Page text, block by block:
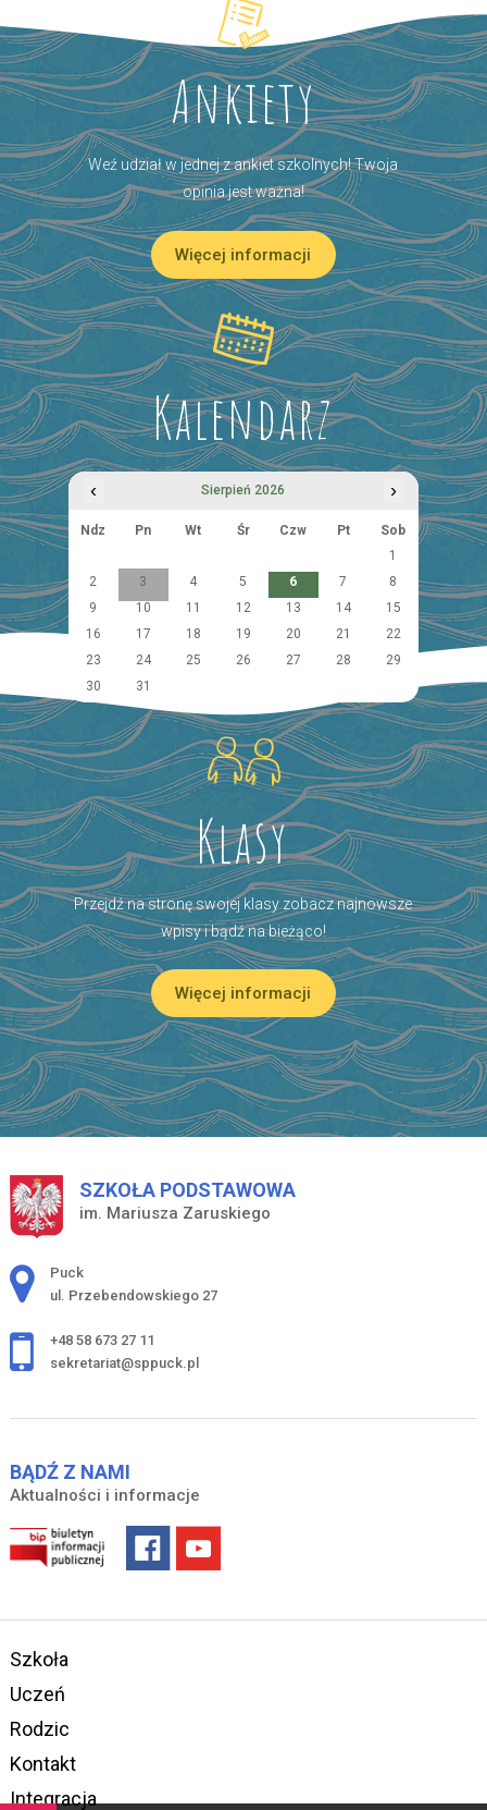
Ankiety
Weź udział w jednej z ankiet szkolnych! Twoja
opinia jest ważna!
Więcej informacji
Kalendarz
‹ Sierpień 2026 ›
Ndz Pn Wt Śr Czw Pt
Sob
1
2
3 4 5 6 7
8
9
10 11 12 13 14
15
16
17 18 19 20 21
22
23
24 25 26 27 28
29
30
31
Klasy
Przejdź na stronę swojej klasy zobacz najnowsze
wpisy i bądź na bieżąco!
Więcej informacji
SZKOŁA PODSTAWOWA
im. Mariusza Zaruskiego
Adres pocztowy:
Puck
ul. Przebendowskiego 27
+48 58 673 27 11
sekretariat@sppuck.pl
BĄDŹ Z NAMI
Aktualności i informacje
Szkoła
Uczeń
Rodzic
Kontakt
Integracja